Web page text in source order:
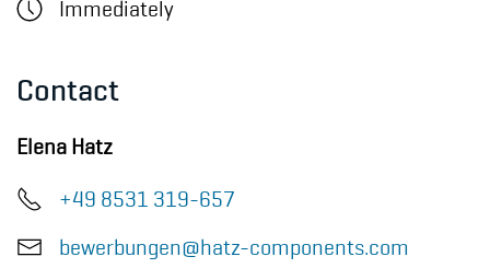
Contact
Elena Hatz
+49 8531 319-657
bewerbungen@hatz-components.com